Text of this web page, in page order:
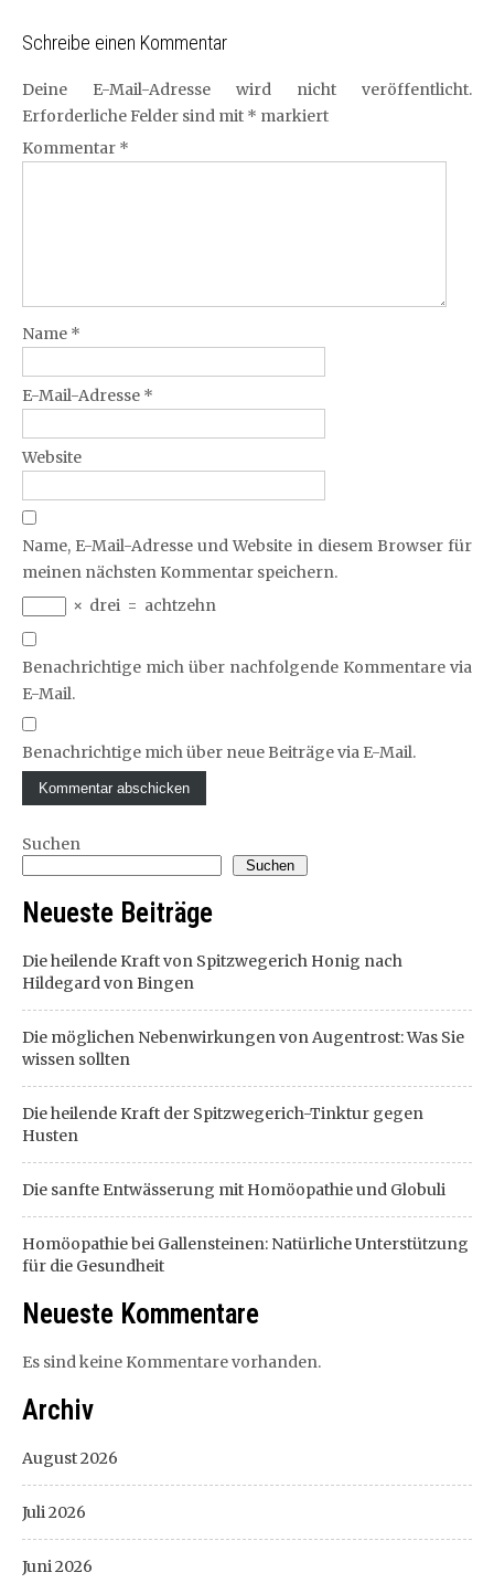
Schreibe einen Kommentar
Deine E-Mail-Adresse wird nicht veröffentlicht.
Erforderliche Felder sind mit * markiert
Kommentar *
Name *
E-Mail-Adresse *
Website
Name, E-Mail-Adresse und Website in diesem Browser für
meinen nächsten Kommentar speichern.
× drei = achtzehn
Benachrichtige mich über nachfolgende Kommentare via
E-Mail.
Benachrichtige mich über neue Beiträge via E-Mail.
Suchen
Suchen
Neueste Beiträge
Die heilende Kraft von Spitzwegerich Honig nach
Hildegard von Bingen
Die möglichen Nebenwirkungen von Augentrost: Was Sie
wissen sollten
Die heilende Kraft der Spitzwegerich-Tinktur gegen
Husten
Die sanfte Entwässerung mit Homöopathie und Globuli
Homöopathie bei Gallensteinen: Natürliche Unterstützung
für die Gesundheit
Neueste Kommentare
Es sind keine Kommentare vorhanden.
Archiv
August 2026
Juli 2026
Juni 2026